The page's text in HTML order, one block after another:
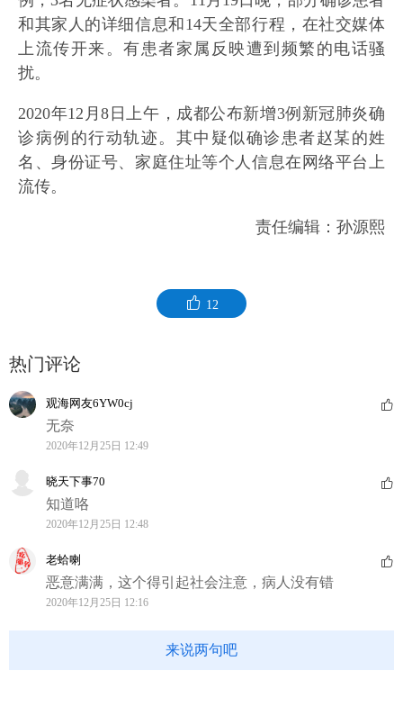
和其家人的详细信息和14天全部行程，在社交媒体
上流传开来。有患者家属反映遭到频繁的电话骚
扰。
2020年12月8日上午，成都公布新增3例新冠肺炎确
诊病例的行动轨迹。其中疑似确诊患者赵某的姓
名、身份证号、家庭住址等个人信息在网络平台上
流传。
责任编辑：孙源熙
12
热门评论
观海网友6YW0cj
无奈
2020年12月25日 12:49
晓天下事70
知道咯
2020年12月25日 12:48
老蛤喇
恶意满满，这个得引起社会注意，病人没有错
2020年12月25日 12:16
来说两句吧